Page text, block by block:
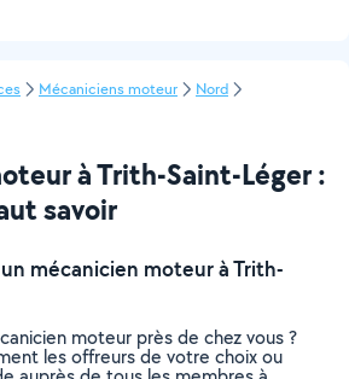
Mécaniciens moteur
Nord
à Trith-Saint-Léger :
savoir
mécanicien moteur à Trith-
moteur près de chez vous ?
les offreurs de votre choix ou